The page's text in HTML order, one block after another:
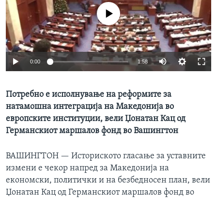
ИНТЕРВЈУА
Јазици
No media source currently available
0:00 1:58
Потребно е исполнување на реформите за
натамошна интеграција на Македонија во
европските институции, вели Џонатан Кац од
Германскиот маршалов фонд во Вашингтон
ВАШИНГТОН — Историското гласање за уставните
измени е чекор напред за Македонија на
економски, политички и на безбедносен план, вели
Џонатан Кац од Германскиот маршалов фонд во